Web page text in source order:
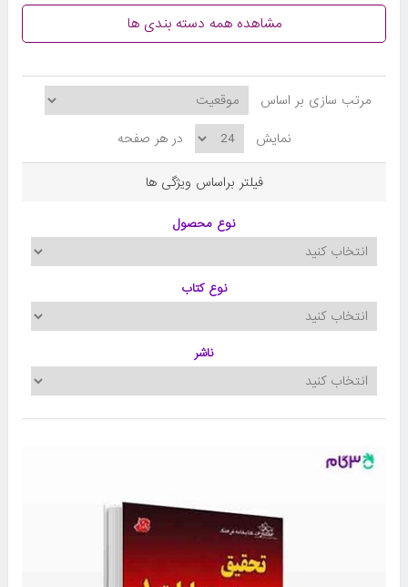
مشاهده همه دسته بندی ها
مرتب سازی بر اساس
نمایش
در هر صفحه
فیلتر براساس ویژگی ها
نوع محصول
نوع کتاب
ناشر